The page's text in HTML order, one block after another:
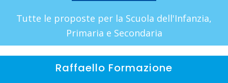
Tutte le proposte per la Scuola dell'Infanzia,
Primaria e Secondaria
Raffaello Formazione